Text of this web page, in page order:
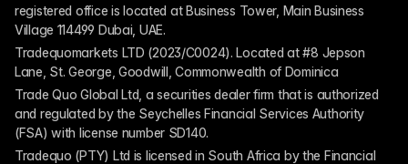
registered office is located at Business Tower, Main Business
Village 114499 Dubai, UAE.
Tradequomarkets LTD (2023/C0024). Located at #8 Jepson
Lane, St. George, Goodwill, Commonwealth of Dominica
Trade Quo Global Ltd, a securities dealer firm that is authorized
and regulated by the Seychelles Financial Services Authority
(FSA) with license number SD140.
Tradequo (PTY) Ltd is licensed in South Africa by the Financial